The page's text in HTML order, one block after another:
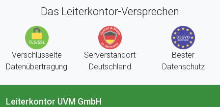
Das Leiterkontor-Versprechen
Verschlüsselte
Datenübertragung
Serverstandort
Deutschland
Bester
Datenschutz
Leiterkontor UVM GmbH